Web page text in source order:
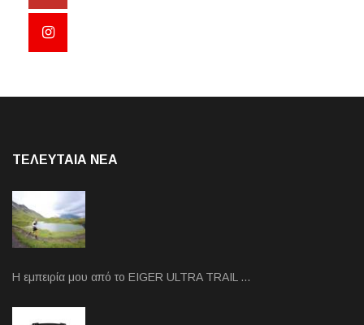
ΤΕΛΕΥΤΑΙΑ NEA
Η εμπειρία μου από το EIGER ULTRA TRAIL …